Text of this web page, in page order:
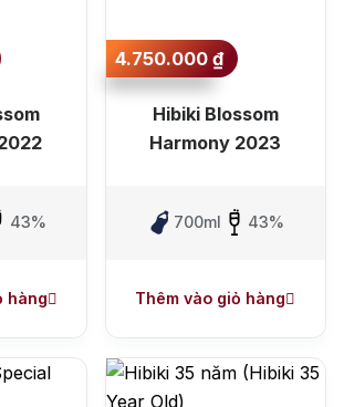
43%
hàng
4.750.000₫
Hibiki Blossom
Harmony 2023
700ml 43%
Thêm vào giỏ hàng